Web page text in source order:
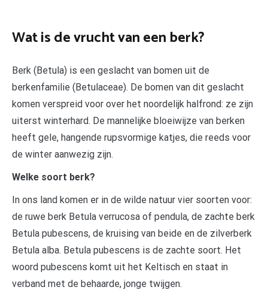
Wat is de vrucht van een berk?
Berk (Betula) is een geslacht van bomen uit de
berkenfamilie (Betulaceae). De bomen van dit geslacht
komen verspreid voor over het noordelijk halfrond: ze zijn
uiterst winterhard. De mannelijke bloeiwijze van berken
heeft gele, hangende rupsvormige katjes, die reeds voor
de winter aanwezig zijn.
Welke soort berk?
In ons land komen er in de wilde natuur vier soorten voor:
de ruwe berk Betula verrucosa of pendula, de zachte berk
Betula pubescens, de kruising van beide en de zilverberk
Betula alba. Betula pubescens is de zachte soort. Het
woord pubescens komt uit het Keltisch en staat in
verband met de behaarde, jonge twijgen.